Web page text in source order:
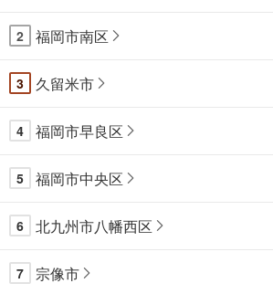
2 福岡市南区
3 久留米市
4 福岡市早良区
5 福岡市中央区
6 北九州市八幡西区
7 宗像市